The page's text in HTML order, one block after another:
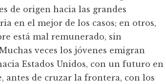
de origen hacia las grandes
en el mejor de los casos; en otros,
está mal remunerado, sin
veces los jóvenes emigran
Estados Unidos, con un futuro en
antes de cruzar la frontera, con los